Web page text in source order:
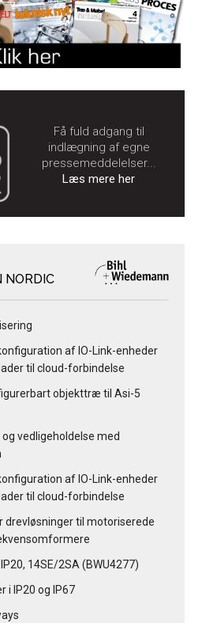
Få fuld adgang til
indlægning af egne
pressemeddelelser...
Læs mere her
NORDIC
af IO-Link-enheder
til cloud-forbindelse
objekttræ til Asi-5
vedligeholdelse med
af IO-Link-enheder
til cloud-forbindelse
drevløsninger til motoriserede
14SE/2SA (BWU4277)
i IP20 og IP67